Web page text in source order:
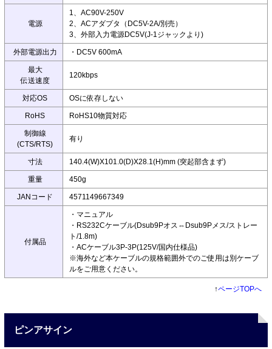
電源
1、AC90V-250V
2、ACアダプタ（DC5V-2A/別売）
3、外部入力電源DC5V(J-1ジャックより)
外部電源出力 ・DC5V 600mA
最大
伝送速度
120kbps
対応OS OSに依存しない
RoHS RoHS10物質対応
制御線
(CTS/RTS)
有り
寸法 140.4(W)X101.0(D)X28.1(H)mm (突起部含まず)
重量 450g
JANコード 4571149667349
付属品
・マニュアル
・RS232Cケーブル(Dsub9Pオス⇔Dsub9Pメス/ストレー
ト/1.8m)
・ACケーブル3P-3P(125V/国内仕様品)
※海外など本ケーブルの規格範囲外でのご使用は別ケーブ
ルをご用意ください。
↑ページTOPへ
ピンアサイン